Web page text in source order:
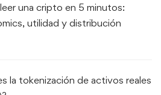
una cripto en 5 minutos:
utilidad y distribución
la tokenización de activos reales